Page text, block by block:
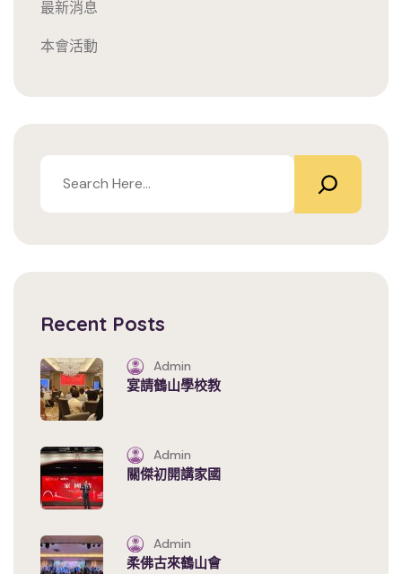
最新消息
本會活動
Recent Posts
Admin
宴請鶴山學校教
Admin
關傑初開講家國
Admin
柔佛古來鶴山會